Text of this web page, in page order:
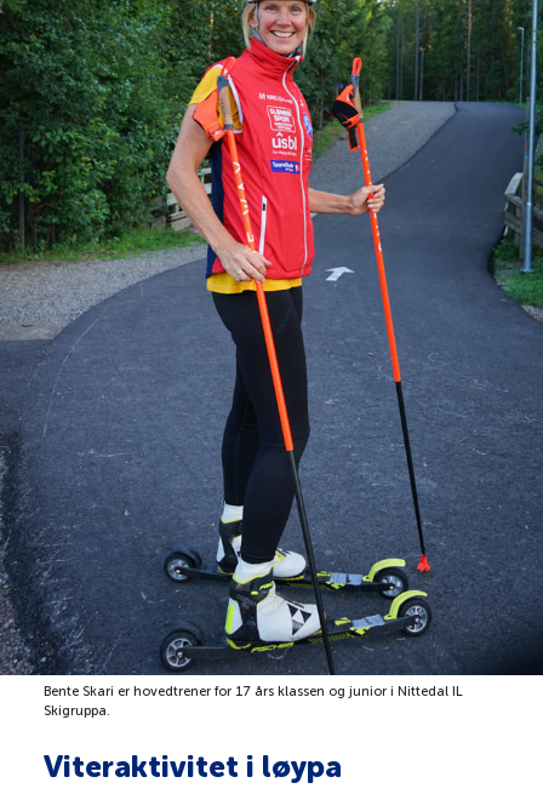
Bente Skari er hovedtrener for 17 års klassen og junior i Nittedal IL
Skigruppa.
Viteraktivitet i løypa